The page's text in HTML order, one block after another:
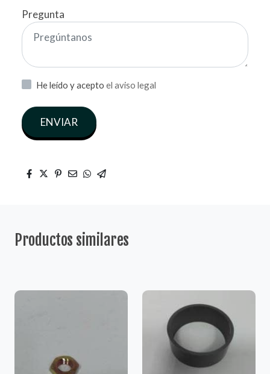
Pregunta
He leído y acepto el aviso legal
ENVIAR
Productos similares